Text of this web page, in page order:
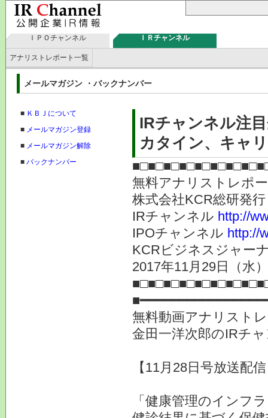
ＩＰＯチャンネル ＩＲチャンネル
アナリストレポート一覧
メールマガジン ・バックナンバー
■ ＫＢＪについて
■ メールマガジン登録
■ メールマガジン解除
■ バックナンバー
IRチャンネル注
カタイン、キャ
無料アナリストレポ
株式会社
IRチャンネル http://
IPOチャンネル http://
KCRビジネスジャー
2017年11月29日
無料動画アナリスト
金田一洋次郎のIRチ
【11月28日号放送配
「健康管理のインフ